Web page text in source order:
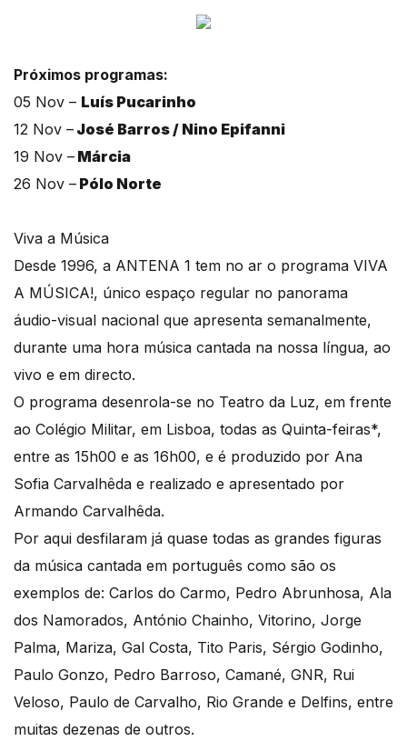
Próximos programas:
05 Nov – Luís Pucarinho
12 Nov – José Barros / Nino Epifanni
19 Nov – Márcia
26 Nov – Pólo Norte
Viva a Música
Desde 1996, a ANTENA 1 tem no ar o programa VIVA
A MÚSICA!, único espaço regular no panorama
áudio-visual nacional que apresenta semanalmente,
durante uma hora música cantada na nossa língua, ao
vivo e em directo.
O programa desenrola-se no Teatro da Luz, em frente
ao Colégio Militar, em Lisboa, todas as Quinta-feiras*,
entre as 15h00 e as 16h00, e é produzido por Ana
Sofia Carvalhêda e realizado e apresentado por
Armando Carvalhêda.
Por aqui desfilaram já quase todas as grandes figuras
da música cantada em português como são os
exemplos de: Carlos do Carmo, Pedro Abrunhosa, Ala
dos Namorados, António Chainho, Vitorino, Jorge
Palma, Mariza, Gal Costa, Tito Paris, Sérgio Godinho,
Paulo Gonzo, Pedro Barroso, Camané, GNR, Rui
Veloso, Paulo de Carvalho, Rio Grande e Delfins, entre
muitas dezenas de outros.